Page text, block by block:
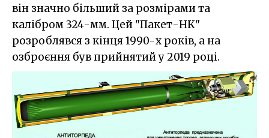
він значно більший за розмірами та
калібром 324-мм. Цей "Пакет-НК"
розроблявся з кінця 1990-х років, а на
озброєння був прийнятий у 2019 році.